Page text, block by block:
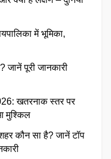
में भूमिका,
जानें पूरी जानकारी
खतरनाक स्तर पर
मुश्किल
कौन सा है? जानें टॉप